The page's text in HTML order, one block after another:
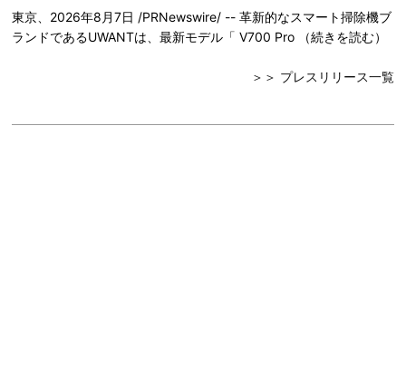
東京、2026年8月7日 /PRNewswire/ -- 革新的なスマート掃除機ブ
ランドであるUWANTは、最新モデル「 V700 Pro （続きを読む）
＞＞ プレスリリース一覧